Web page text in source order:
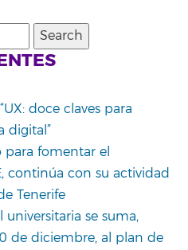
doce claves para
digital”
para fomentar el
continúa con su actividad
Tenerife
universitaria se suma,
de diciembre, al plan de